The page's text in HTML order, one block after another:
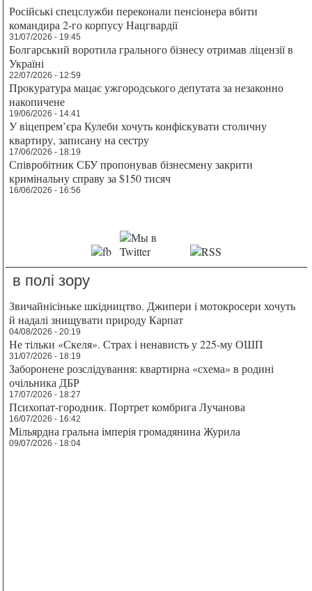
Російські спецслужби переконали пенсіонера вбити
командира 2-го корпусу Нацгвардії
31/07/2026 - 19:45
Болгарський воротила грального бізнесу отримав ліцензії в
Україні
22/07/2026 - 12:59
Прокуратура мацає ужгородського депутата за незаконно
накопичене
19/06/2026 - 14:41
У віцепрем’єра Кулеби хочуть конфіскувати столичну
квартиру, записану на сестру
17/06/2026 - 18:19
Співробітник СБУ пропонував бізнесмену закрити
кримінальну справу за $150 тисяч
16/06/2026 - 16:56
в полі зору
Звичайнісіньке шкідництво. Джипери і мотокросери хочуть
й надалі знищувати природу Карпат
04/08/2026 - 20:19
Не тільки «Скеля». Страх і ненависть у 225-му ОШП
31/07/2026 - 18:19
Заборонене розслідування: квартирна «схема» в родині
очільника ДБР
17/07/2026 - 18:27
Психопат-городник. Портрет комбрига Лучанова
16/07/2026 - 16:42
Мільярдна гральна імперія громадянина Журила
09/07/2026 - 18:04